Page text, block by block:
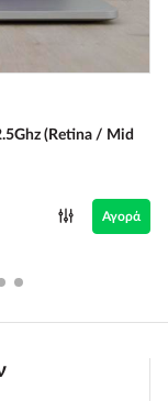
(Retina / Mid
Αγορά